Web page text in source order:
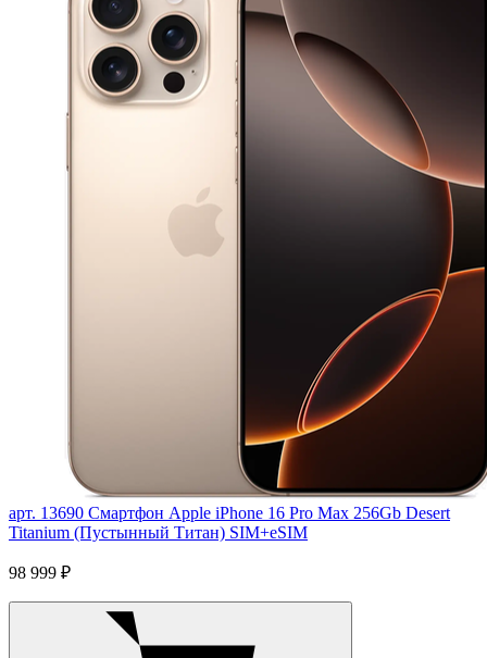
арт. 13690 Смартфон Apple iPhone 16 Pro Max 256Gb Desert
Titanium (Пустынный Титан) SIM+eSIM
98 999 ₽